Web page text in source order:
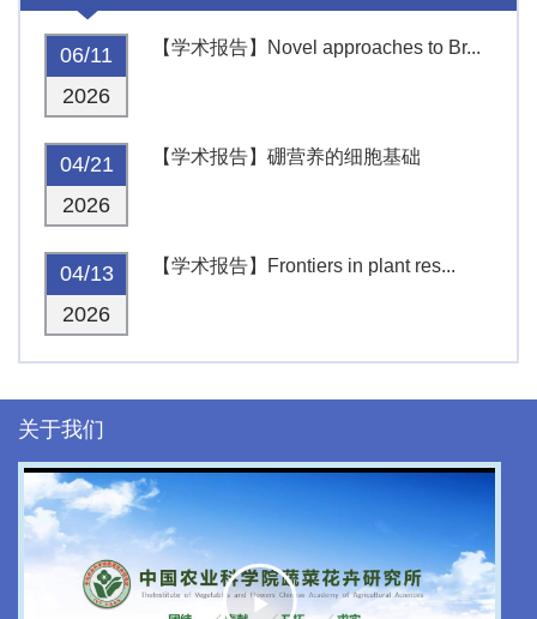
06/11
2026
【学术报告】Novel approaches to Br...
04/21
2026
【学术报告】硼营养的细胞基础
04/13
2026
【学术报告】Frontiers in plant res...
关于我们